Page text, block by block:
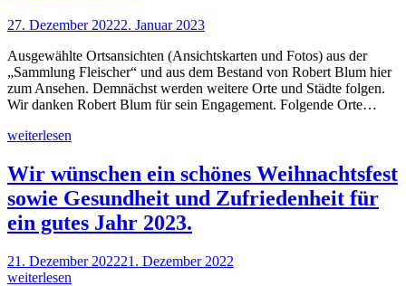
27. Dezember 20222. Januar 2023
Ausgewählte Ortsansichten (Ansichtskarten und Fotos) aus der
„Sammlung Fleischer“ und aus dem Bestand von Robert Blum hier
zum Ansehen. Demnächst werden weitere Orte und Städte folgen.
Wir danken Robert Blum für sein Engagement. Folgende Orte…
weiterlesen
Wir wünschen ein schönes Weihnachtsfest
sowie Gesundheit und Zufriedenheit für
ein gutes Jahr 2023.
21. Dezember 202221. Dezember 2022
weiterlesen